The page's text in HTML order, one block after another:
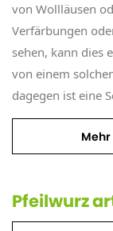
von Wollläusen
Verfärbungen
sehen, kann dies
von einem
dagegen ist eine
Pfeilwurz